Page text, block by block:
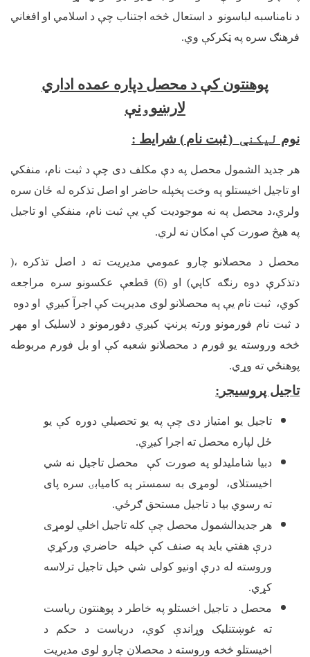
د نامناسبه لباسونو د استعال څخه اجتناب چې د اسلامي او افغاني
فرهنګ سره په ټکرکې وي.
پوهنتون کې د محصل دپاره عمده اداري
لارښوو نې
نوم لیکنې (ثبت نام) شرايط :
هر جديد الشمول محصل په دې مکلف دی چې د ثبت نام، منفکي
او تاجيل اخيستلو په وخت پخپله حاضر او اصل تذکره له ځان سره
ولري،د محصل په نه موجوديت کې یې ثبت نام، منفکي او تاجيل
په هيڅ صورت کې امکان نه لري.
محصل د محصلانو چارو عمومي مديريت ته د اصل تذکره ،(
دتذکرې دوه رنګه کاپي) او (6) قطعې عکسونو سره مراجعه
کوي، ثبت نام یې په محصلانو لوی مدیریت کې اجرآ کیږي او دوه
د ثبت نام فورمونو ورته پرنټ کیږي دفورمونو د لاسلیک او مهر
څخه وروسته یو فورم د محصلانو شعبه کې او بل فورم مربوطه
پوهنځي ته وړي.
تاجیل پروسیجر :
تاجیل یو امتیاز دی چې په یو تحصیلي دوره کې یو
ځل لپاره محصل ته اجرا کیږي.
دبیا شاملیدلو په صورت کې محصل تاجیل نه شي
اخیستلای، لومړی به سمستر په کامیابۍ سره پای
ته رسوي بیا د تاجیل مستحق ګرځي.
هر جديدالشمول محصل چې کله تاجيل اخلي لومړی
درې هفتي بايد په صنف کې خپله حاضري ورکړي
وروسته له درې اونیو کولی شي خپل تاجيل ترلاسه
کړي.
محصل د تاجیل اخستلو په خاطر د پوهنتون ریاست
ته غوښتنلیک وړاندې کوي، دریاست د حکم د
اخیستلو څخه وروسته د محصلان چارو لوی مدیریت